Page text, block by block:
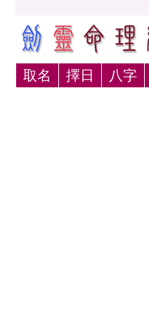
取名 擇日 八字